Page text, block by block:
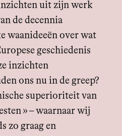
uit zijn werk
de decennia
waanideeën over wat
geschiedenis
inzichten
ons nu in de greep?
superioriteit van
» – waarnaar wij
zo graag en